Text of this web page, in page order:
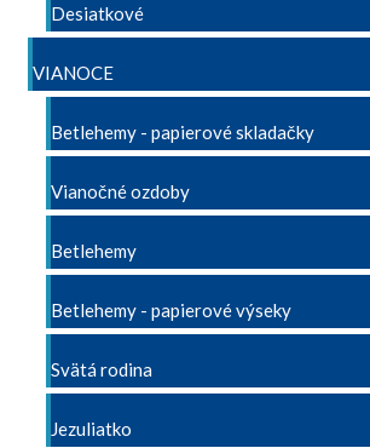
Desiatkové
VIANOCE
Betlehemy - papierové skladačky
Vianočné ozdoby
Betlehemy
Betlehemy - papierové výseky
Svätá rodina
Jezuliatko